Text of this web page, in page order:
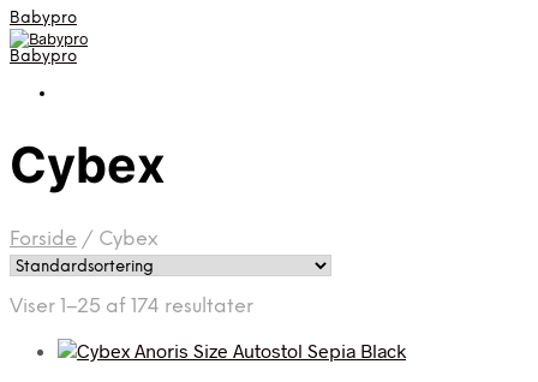
Babypro
Babypro
Cybex
Forside / Cybex
Viser 1–25 af 174 resultater